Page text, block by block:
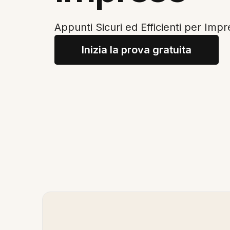
Appunti Sicuri ed Efficienti per
Inizia la prova gratuita